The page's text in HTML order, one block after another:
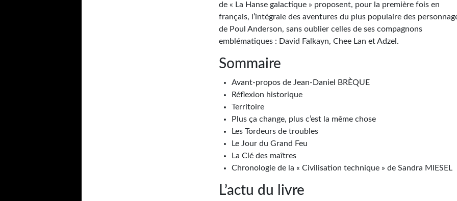
de « La Hanse galactique » proposent, pour la première fois en
français, l’intégrale des aventures du plus populaire des
de Poul Anderson, sans oublier celles de ses compagnons
emblématiques : David Falkayn, Chee Lan et Adzel.
Sommaire
Avant-propos de Jean-Daniel BRÈQUE
Réflexion historique
Territoire
Plus ça change, plus c’est la même chose
Les Tordeurs de troubles
Le Jour du Grand Feu
La Clé des maîtres
Chronologie de la « Civilisation technique » de Sandra MIESEL
L’actu du livre